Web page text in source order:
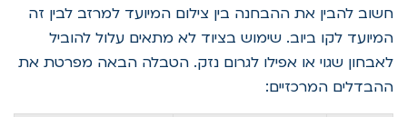
חשוב להבין את ההבחנה בין צילום המיועד למרזב לבין זה
המיועד לקו ביוב. שימוש בציוד לא מתאים עלול להוביל
לאבחון שגוי או אפילו לגרום נזק. הטבלה הבאה מפרטת את
ההבדלים המרכזיים: